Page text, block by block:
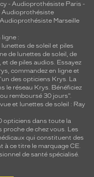
- Audioprothésiste Paris -
Audioprothésiste
Audioprothésiste Marseille
ligne :
lunettes de soleil et piles
de lunettes de soleil, de
, et de piles audios. Essayez
commandez en ligne et
des opticiens Krys. La
le réseau Krys. Bénéficiez
remboursé 30 jours".
et lunettes de soleil : Ray
opticiens dans toute la
proche de chez vous. Les
qui constituent des
à ce titre le marquage CE.
de santé spécialisé.